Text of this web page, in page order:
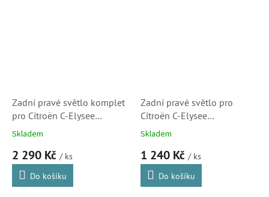
Zadní pravé světlo komplet
pro Citroën C-Elysee
(9674809180)
Skladem
2 290 Kč / ks
Do košíku
Zadní pravé světlo pro
Citroën C-Elysee
(9674809180,
Skladem
1 240 Kč / ks
Do košíku